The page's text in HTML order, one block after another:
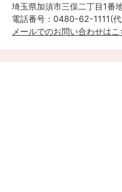
埼玉県加須市三俣二丁目1番
電話番号：0480-62-1111(
メールでのお問い合わせはこ